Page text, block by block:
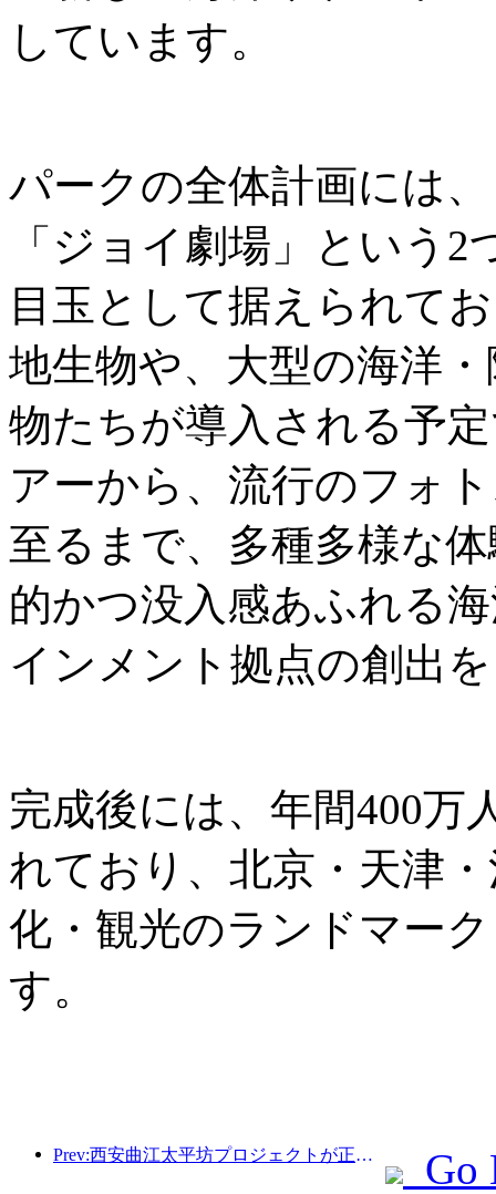
しています。
パークの全体計画には
「ジョイ劇場」という
目玉として据えられて
地生物や、大型の海洋
物たちが導入される予
アーから、流行のフォ
至るまで、多種多様な
的かつ没入感あふれる
インメント拠点の創出
完成後には、年間400万
れており、北京・天津
化・観光のランドマー
す。
Prev:西安曲江太平坊プロジェクトが正式に着工し、総建築面積は13万7000平方メートルとなる。
Go